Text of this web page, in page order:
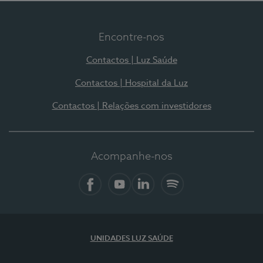
Encontre-nos
Contactos | Luz Saúde
Contactos | Hospital da Luz
Contactos | Relações com investidores
Acompanhe-nos
UNIDADES LUZ SAÚDE